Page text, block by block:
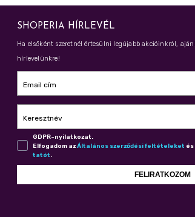
SHOPERIA HÍRLEVÉL
Ha elsőként szeretnél értesülni legújabb akcióinkról,
hírlevelünkre!
Email cím
Keresztnév
GDPR-nyilatkozat.
Elfogadom azÁl­ta­lá­nos szer­ző­dé­si fel­té­te­le­ket és
ta­tót.
FELIRATKOZOM